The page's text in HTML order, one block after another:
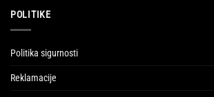
POLITIKE
Politika sigurnosti
Reklamacije